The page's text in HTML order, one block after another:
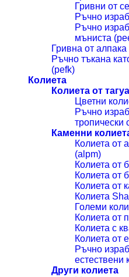
Гривни от
Ръчно
Ръчно
мъниста
Гривна от
Ръчно тъкана
(pefk)
Колиета
Колиета от тагуа
Цветни
Ръчно
тропически
Каменни
Колиета от
(alpm)
Колиета от
Колиета от
Колиета от
Колиета
Големи
Колиета от
Колиета с
Колиета от
Ръчно
естествени
Други колиета